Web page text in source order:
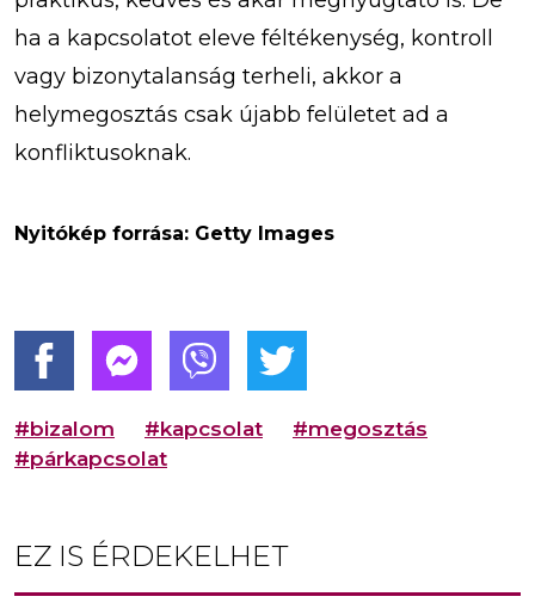
ha a kapcsolatot eleve féltékenység, kontroll
vagy bizonytalanság terheli, akkor a
helymegosztás csak újabb felületet ad a
konfliktusoknak.
Nyitókép forrása: Getty Images
#bizalom #kapcsolat
#megosztás
#párkapcsolat
EZ IS ÉRDEKELHET